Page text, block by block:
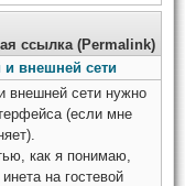
ссылка (Permalink)
внешней сети
внешней сети нужно
(если мне
как я понимаю,
на гостевой